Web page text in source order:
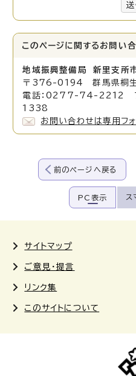
このページに関する お問い
地域振興整備局 新里支所
〒376-0194 群馬県桐生
電話：0277-74-2212
1338
お問い合わせは専用フ
前のページへ戻る
PC表示 ス
サイトマップ
ご意見・提言
リンク集
このサイトについて